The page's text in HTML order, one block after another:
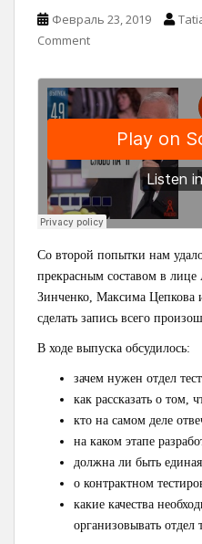
Февраль 23, 2019
Comment
Со второй попытки нам
прекрасным составом в
Зинченко, Максима Цепкова
сделать запись всего
В ходе выпуска обсудилось:
зачем нужен отдел
как рассказать о том,
кто на самом деле
на каком этапе
должна ли быть единая
о контрактном
какие качества
организовывать отдел